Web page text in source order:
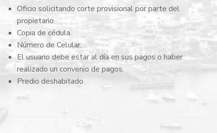
Oficio solicitando corte provisional por parte del
propietario.
Copia de cédula.
Número de Celular.
El usuario debe estar al día en sus pagos o haber
realizado un convenio de pagos.
Predio deshabitado.